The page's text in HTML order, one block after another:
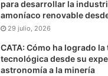
para desarrollar la
amoníaco renovable
29 julio, 2026
CATA: Cómo ha logrado
tecnológica desde su
astronomía a la minería